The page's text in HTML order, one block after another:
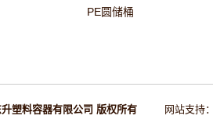
PE圆储桶
塑料容器有限公司 版权所有 网站支持：